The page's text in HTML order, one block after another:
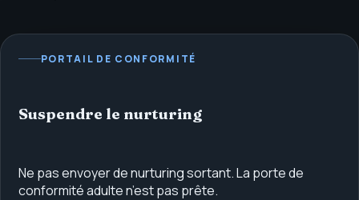
PORTAIL DE CONFORMITÉ
Suspendre le nurturing
Ne pas envoyer de nurturing sortant. La porte de
conformité adulte n’est pas prête.